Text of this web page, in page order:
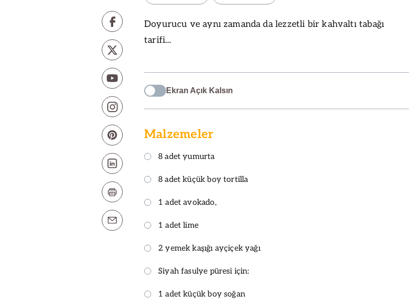
Doyurucu ve aynı zamanda da lezzetli bir kahvaltı tabağı
tarifi...
Ekran Açık Kalsın
Malzemeler
8 adet yumurta
8 adet küçük boy tortilla
1 adet avokado,
1 adet lime
2 yemek kaşığı ayçiçek yağı
Siyah fasulye püresi için:
1 adet küçük boy soğan